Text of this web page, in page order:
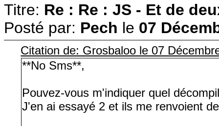
Titre: Re : Re : JS - Et de
Posté par: Pech le 07
Citation de: Grosbaloo le 07
**No Sms**,
Pouvez-vous m'indiquer quel
J'en ai essayé 2 et ils me renvoient